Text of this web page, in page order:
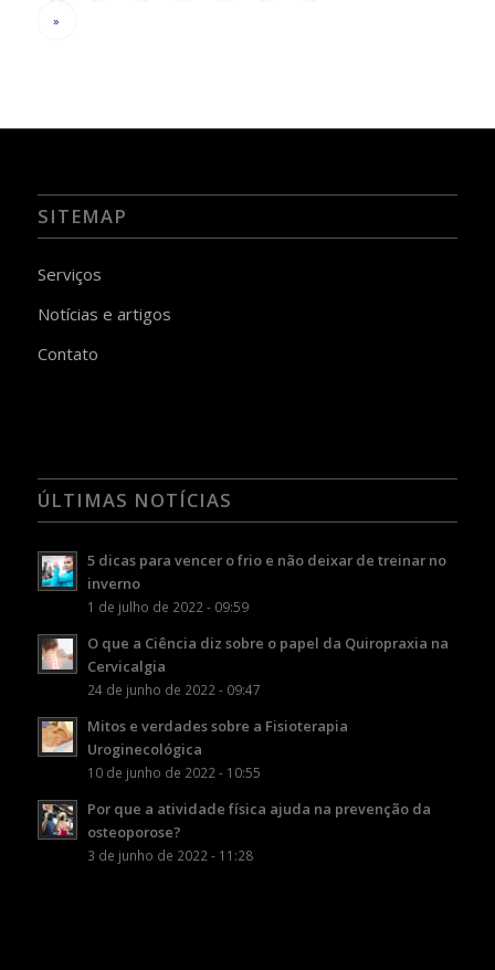
»
SITEMAP
Serviços
Notícias e artigos
Contato
ÚLTIMAS NOTÍCIAS
5 dicas para vencer o frio e não deixar de treinar no
inverno
1 de julho de 2022 - 09:59
O que a Ciência diz sobre o papel da Quiropraxia na
Cervicalgia
24 de junho de 2022 - 09:47
Mitos e verdades sobre a Fisioterapia
Uroginecológica
10 de junho de 2022 - 10:55
Por que a atividade física ajuda na prevenção da
osteoporose?
3 de junho de 2022 - 11:28